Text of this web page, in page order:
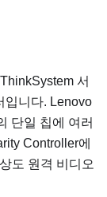
서
입니다. Lenovo
단일 칩에 여러
Controller에
도 원격 비디오